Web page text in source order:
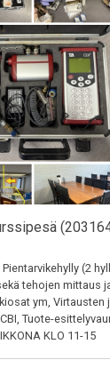
(2
tehojen mittaus
ym, Virtausten
Tuote-
KLO 11-15